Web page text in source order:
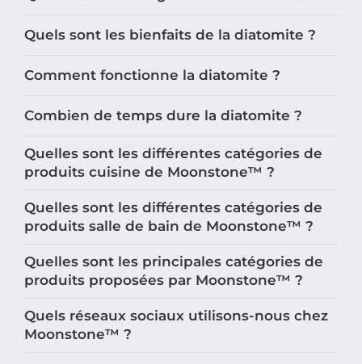
Quels sont les bienfaits de la diatomite ?
Comment fonctionne la diatomite ?
Combien de temps dure la diatomite ?
Quelles sont les différentes catégories de
produits cuisine de Moonstone™️ ?
Quelles sont les différentes catégories de
produits salle de bain de Moonstone™️ ?
Quelles sont les principales catégories de
produits proposées par Moonstone™️ ?
Quels réseaux sociaux utilisons-nous chez
Moonstone™️ ?